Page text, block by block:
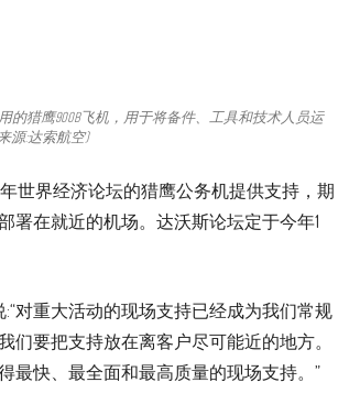
的猎鹰900B飞机，用于将备件、工具和技术人员运
源:达索航空)
世界经济论坛的猎鹰公务机提供支持，期
署在就近的机场。达沃斯论坛定于今年1
:“对重大活动的现场支持已经成为我们常规
要把支持放在离客户尽可能近的地方。
最快、最全面和最高质量的现场支持。”